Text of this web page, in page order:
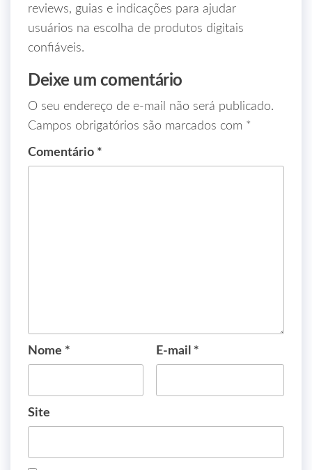
reviews, guias e indicações para ajudar
usuários na escolha de produtos digitais
confiáveis.
Deixe um comentário
O seu endereço de e-mail não será publicado.
Campos obrigatórios são marcados com *
Comentário *
Nome * E-mail *
Site